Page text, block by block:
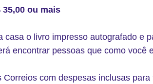
ou mais
casa o livro impresso autografado e
encontrar pessoas que como você
Correios com despesas inclusas